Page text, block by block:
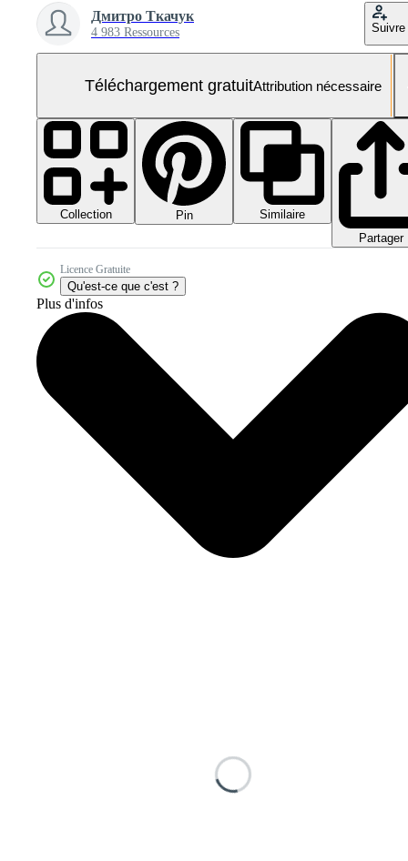
Дмитро Ткачук
4 983 Ressources Suivre
Téléchargement gratuitAttribution nécessaire
Collection Pin
Similaire
Partager
Licence Gratuite
Qu'est-ce que c'est ?
Plus d'infos